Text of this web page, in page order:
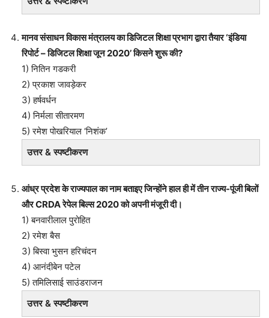
मानव संसाधन विकास मंत्रालय का डिजिटल शिक्षा प्रभाग द्वारा तैयार ‘इंडिया
रिपोर्ट – डिजिटल शिक्षा जून 2020’ किसने शुरू की?
1) नितिन गडकरी
2) प्रकाश जावड़ेकर
3) हर्षवर्धन
4) निर्मला सीतारमण
5) रमेश पोखरियाल ‘निशंक’
उत्तर & स्पष्टीकरण
आंध्र प्रदेश के राज्यपाल का नाम बताइए जिन्होंने हाल ही में तीन राज्य-पूंजी बिलों
और CRDA रेपेल बिल्स 2020 को अपनी मंजूरी दी।
1) बनवारीलाल पुरोहित
2) रमेश बैस
3) बिस्वा भुसन हरिचंदन
4) आनंदीबेन पटेल
5) तमिलिसाई साउंडराजन
उत्तर & स्पष्टीकरण